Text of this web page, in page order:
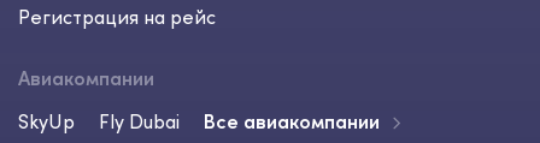
Регистрация на рейс
Авиакомпании
SkyUp
Fly Dubai Все авиакомпании